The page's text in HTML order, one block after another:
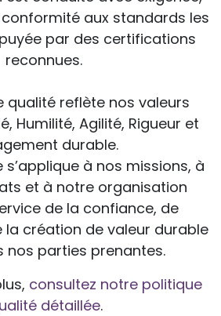
aux standards les
par des certifications
reconnues.
qualité reflète nos valeurs
Humilité, Agilité, Rigueur et
durable.
à nos missions, à
et à notre organisation
de la confiance, de
la création de valeur durable
nos parties prenantes.
consultez notre politique
détaillée.